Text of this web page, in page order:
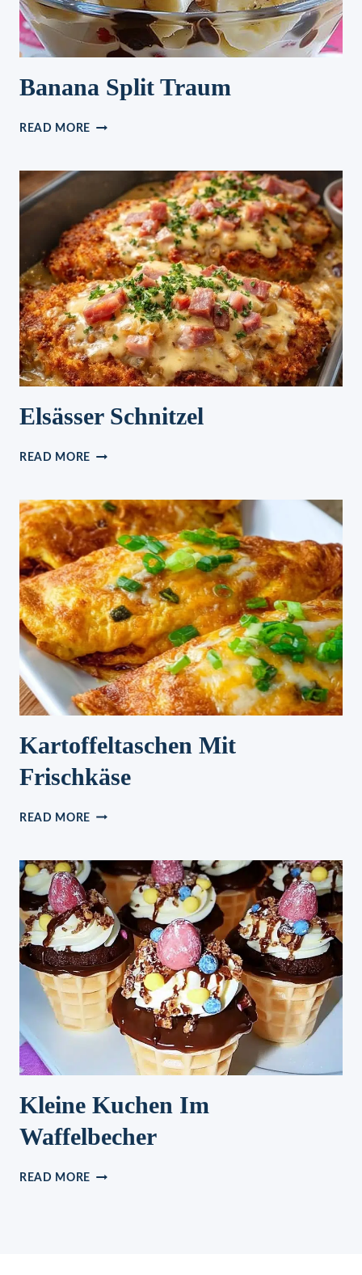
Banana Split Traum
READ MORE BANANA
Elsässer Schnitzel
READ MORE ELSÄSSER
Kartoffeltaschen Mit
Frischkäse
READ MORE KARTOFFELTASCHEN
Kleine Kuchen Im
Waffelbecher
READ MORE KLEINE